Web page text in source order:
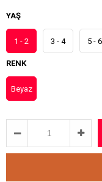
YAŞ
1 - 2 3 - 4 5 - 6
RENK
Beyaz